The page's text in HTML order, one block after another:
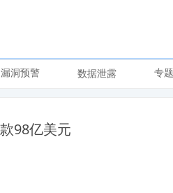
漏洞预警 数据泄露 专
98亿美元